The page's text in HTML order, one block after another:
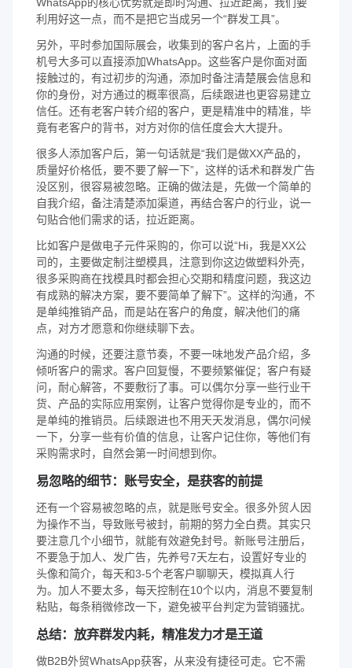
利用好这一点，而不是把它当成另一个“群发工具”。
另外，平时参加国际展会，收集到的客户名片，上面的手
机号大多可以直接添加WhatsApp。这些客户是你面对面
接触过的，有过初步的沟通，添加时备注清楚展会信息和
你的身份，对方通过的概率很高，后续跟进也更容易建立
信任。还有老客户转介绍的客户，更是精准中的精准，毕
竟有老客户的背书，对方对你的信任度会大大提升。
很多人添加客户后，第一句话就是“我们是做XX产品的，
质量好价格低，要不要了解一下”，这样的话术和群发广告
没区别，很容易被忽略。正确的做法是，先做一个简单的
自我介绍，备注清楚添加渠道，再结合客户的行业，说一
句贴合他们需求的话，拉近距离。
比如客户是做电子元件采购的，你可以说“Hi，我是XX公
司的，主要做定制注塑模具，注意到你这边做塑料外壳，
很多采购商在找模具时都会担心交期和精度问题，我这边
有成熟的解决方案，要不要简单了解下”。这样的沟通，不
是单纯推销产品，而是站在客户的角度，解决他们的痛
点，对方才愿意和你继续聊下去。
沟通的时候，还要注意节奏，不要一味地发产品介绍，多
倾听客户的需求。客户回复慢，不要频繁催促；客户有疑
问，耐心解答，不要敷衍了事。可以偶尔分享一些行业干
货、产品的实际应用案例，让客户觉得你是专业的，而不
是单纯的推销员。后续跟进也不用天天发消息，偶尔问候
一下，分享一些有价值的信息，让客户记住你，等他们有
采购需求时，自然会第一时间想到你。
易忽略的细节：账号安全，是获客的前提
还有一个容易被忽略的点，就是账号安全。很多外贸人因
为操作不当，导致账号被封，前期的努力全白费。其实只
要注意几个小细节，就能有效避免封号。新账号注册后，
不要急于加人、发广告，先养号7天左右，设置好专业的
头像和简介，每天和3-5个老客户聊聊天，模拟真人行
为。加人不要太多，每天控制在10个以内，消息不要复制
粘贴，每条稍微修改一下，避免被平台判定为营销骚扰。
总结：放弃群发内耗，精准发力才是王道
做B2B外贸WhatsApp获客，从来没有捷径可走。它不需